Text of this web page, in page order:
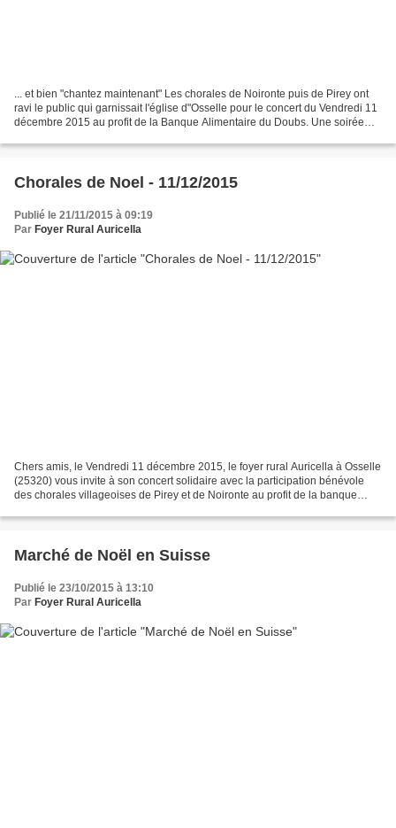
... et bien "chantez maintenant" Les chorales de Noironte puis de Pirey ont
ravi le public qui garnissait l'église d"Osselle pour le concert du Vendredi 11
décembre 2015 au profit de la Banque Alimentaire du Doubs. Une soirée
Chorales de Noel - 11/12/2015
Publié le 21/11/2015 à 09:19
Par Foyer Rural Auricella
Chers amis, le Vendredi 11 décembre 2015, le foyer rural Auricella à Osselle
(25320) vous invite à son concert solidaire avec la participation bénévole
des chorales villageoises de Pirey et de Noironte au profit de la banque
Marché de Noël en Suisse
Publié le 23/10/2015 à 13:10
Par Foyer Rural Auricella